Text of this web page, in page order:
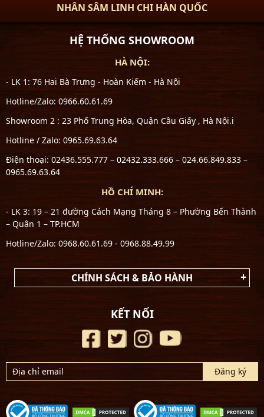
NHÂN SÂM LINH CHI HÀN QUỐC
HỆ THỐNG SHOWROOM
HÀ NỘI:
- LK 1: 76 Hai Bà Trưng - Hoàn Kiếm - Hà Nội
Hotline/Zalo: 0966.60.61.69
Showroom 2 : 23 Phố Trung Hòa, Quận Cầu Giấy , Hà Nội.i
Hotline / Zalo: 0965.69.63.64
Điện thoại: 02436.555.777 – 02432.333.666 – 024.66.849.833 –
0965.69.63.64
HỒ CHÍ MINH:
- LK 3: 19 – 21 đường Cách Mạng Tháng 8 – Phường Bến Thành
– Quận 1 – TP.HCM
Hotline/Zalo: 0968.60.61.69 - 0968.88.49.99
CHÍNH SÁCH & BẢO HÀNH
KẾT NỐI